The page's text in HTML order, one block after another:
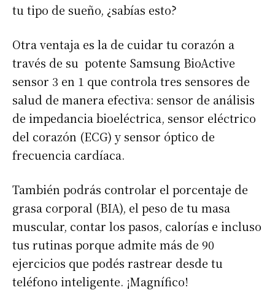
tu tipo de sueño, ¿sabías esto?
Otra ventaja es la de cuidar tu corazón a
través de su potente Samsung BioActive
sensor 3 en 1 que controla tres sensores de
salud de manera efectiva: sensor de análisis
de impedancia bioeléctrica, sensor eléctrico
del corazón (ECG) y sensor óptico de
frecuencia cardíaca.
También podrás controlar el porcentaje de
grasa corporal (BIA), el peso de tu masa
muscular, contar los pasos, calorías e incluso
tus rutinas porque admite más de 90
ejercicios que podés rastrear desde tu
teléfono inteligente. ¡Magnífico!